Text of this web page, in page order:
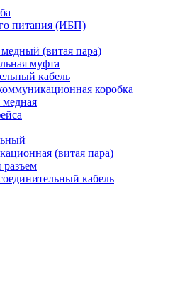
питания (ИБП)
(витая пара)
муфта
кабель
коробка
(витая пара)
кабель